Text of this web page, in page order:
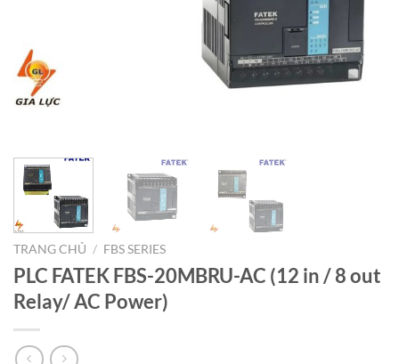
TRANG CHỦ / FBS SERIES
PLC FATEK FBS-20MBRU-AC (12 in / 8 out
Relay/ AC Power)